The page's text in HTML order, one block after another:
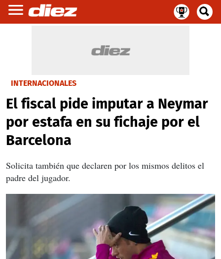
INTERNACIONALES
El fiscal pide imputar a Neymar
por estafa en su fichaje por el
Barcelona
Solicita también que declaren por los mismos delitos el
padre del jugador.